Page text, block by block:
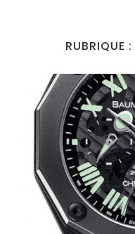
RUBRIQUE :